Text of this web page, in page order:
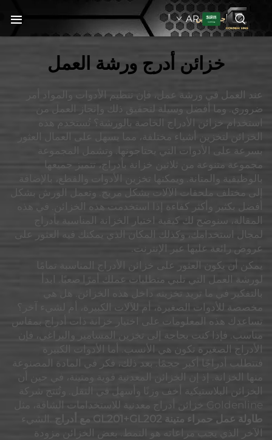
جولدنبلاينAR
خزائن أدرج ورشة العمل
عند العمل في ورشة عمل، فإن تنظيم الأدوات والمواد أمر
ضروري. وما أفضل وسيلة لتحقيق ذلك وإنجاز العمل من
استخدام خزائن الأدراج الخاصة بالورشة؟ تُستخدم هذه
الخزائن لتخزين أشياء مختلفة، مما يسهل على العمال العثور
بسرعة على الأدوات التي يحتاجونها. وتشمل المجموعة
مجموعة متنوعة من ثلاثين خزانة بأدراج، تتميز جميعها
بالوظيفية والمتانة. ويمكنها تخزين الأدوات والقطع، بالإضافة
إلى مختلف ملحقات الآلات بشكل مريح. وتعمل الورش بشكل
أفضل بكثير وأكثر كفاءة إذا استخدمت هذه الخزائن. في هذه
المقالة، سنوضح لك كيفية اختيار الخزانة المناسبة بأدراج
لمجال استخدامك، وكذلك المكان الذي يمكنك فيه العثور على
عروض رائعة عليها عبر الإنترنت.
يمكن أن يكون العثور على خزائن الأدراج المناسبة تمامًا
لورشة العمل التي تلبي متطلبات عملك أمرًا صعبًا. ابدأ
بالتفكير في ما تريد تخزينه داخل هذه الخزائن. هل هي
مخصصة للأدوات الصغيرة، أم للآلات الكبيرة، أم لشيء آخر؟
تساعدك هذه المعلومات على اختيار خزانة ذات أدراج بمقاس
مناسب. فإذا كنت بحاجة إلى تخزين المسامير والبراغي، فإن
الأدراج الصغيرة تكون هي الأنسب. أما الأدوات الكبيرة
فتتطلب أدراجًا أكبر حجمًا. بعد ذلك، فكر في المادة المصنوعة
منها الخزانة. إذ إن الخزائن المعدنية قوية ومتينة، في حين أن
الخزائن البلاستيكية أخف وزنًا وأسهل في النقل. وتُنتج شركة
Goldenline خزائن أدراج معدنية للاستخدامات الشاقة، مثل
طاولة عمل حمراء متينة GL201+GL202 مع أدراج
.الشيء
الآخر الذي يجب مراعاته هو النمط. بعض الخزائن مزودة